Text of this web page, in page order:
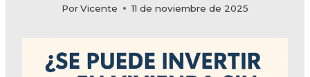
PorVicente 11 de noviembre de 2025